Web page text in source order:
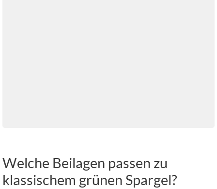
Welche Beilagen passen zu
klassischem grünen Spargel?